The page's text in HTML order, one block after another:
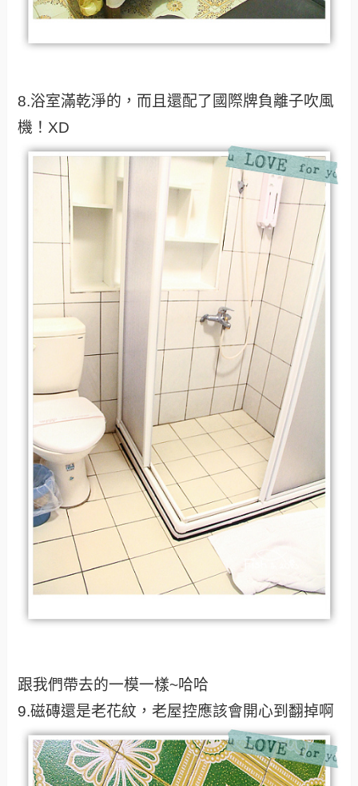
8.浴室滿乾淨的，而且還配了國際牌負離子吹風
機！XD
跟我們帶去的一模一樣~哈哈
9.磁磚還是老花紋，老屋控應該會開心到翻掉啊